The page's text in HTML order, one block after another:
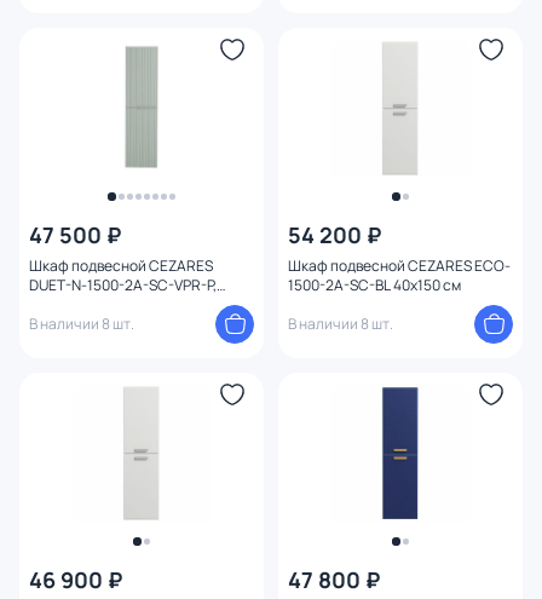
47 500 ₽
Шкаф подвесной CEZARES
DUET-N-1500-2A-SC-VPR-P,
зеленый жемчужный 40х150 см
В наличии 8 шт.
54 200 ₽
Шкаф подвесной CEZARES ECO-
1500-2A-SC-BL 40х150 см
В наличии 8 шт.
46 900 ₽ 47 800 ₽